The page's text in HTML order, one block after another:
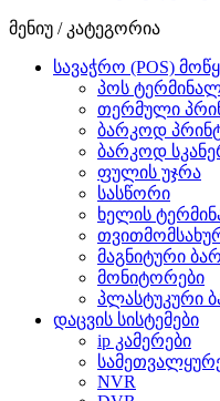
მენიუ / კატეგორია
სავაჭრო (POS)
პოს
თერმული
ბარკოდ
ბარკოდ
ფულის უჯრა
სასწორი
ხელის
მაგნიტური
მონიტორები
პლასტუკური
დაცვის სისტემები
ip კამერები
NVR